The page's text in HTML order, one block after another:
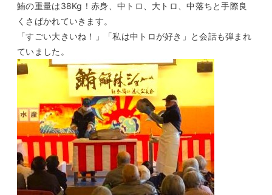
鮪の重量は38Kg！赤身、中トロ、大トロ、中落ちと手際良
くさばかれていきます。
「すごい大きいね！」「私は中トロが好き」と会話も弾まれ
ていました。